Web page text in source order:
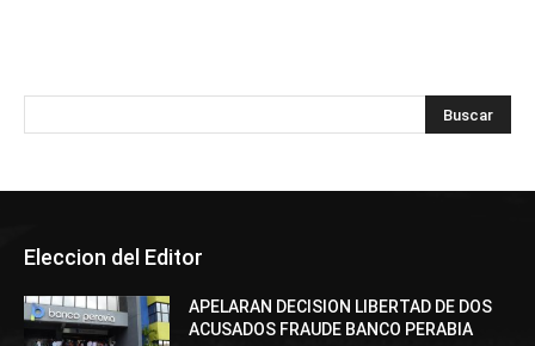
Eleccion del Editor
APELARAN DECISION LIBERTAD DE DOS
ACUSADOS FRAUDE BANCO PERABIA